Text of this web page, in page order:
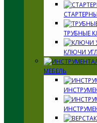
ТРУБНЫЕ
КЛЮЧИ
МЕБЕЛЬ